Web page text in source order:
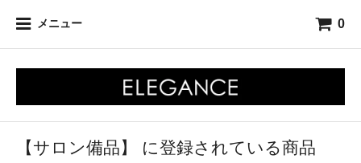
メニュー 0
【サロン備品】 に登録されている商品